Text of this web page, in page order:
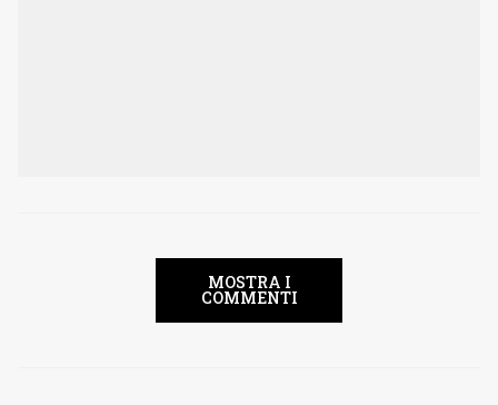
MOSTRA I
COMMENTI